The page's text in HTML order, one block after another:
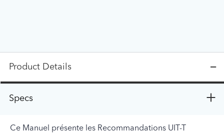
Product Details
Specs
Ce Manuel présente les Recommandations UIT-T